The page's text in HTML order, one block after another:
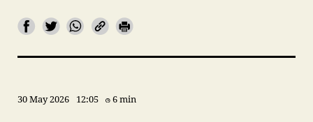
30 May 2026 12:05 6 min